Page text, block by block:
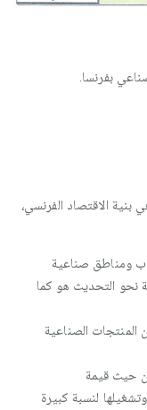
بفرنسا.
بنية الاقتصاد الفرنسي،
ومناطق صناعية
نحو التحديث هو كما
المنتجات الصناعية
حيث قيمة
لنسبة كبيرة